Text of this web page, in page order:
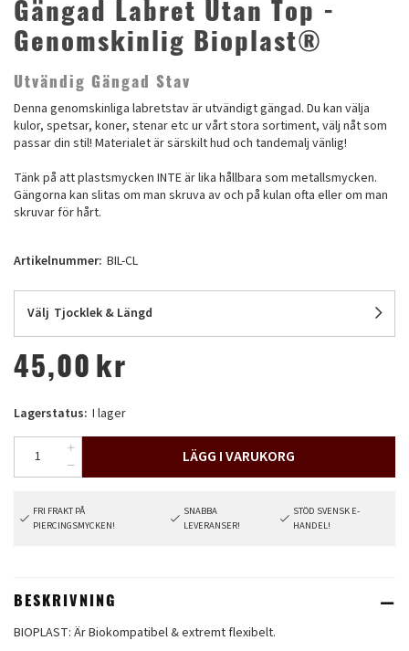
Gängad Labret Utan Top -
Genomskinlig Bioplast®
Utvändig Gängad Stav
Denna genomskinliga labretstav är utvändigt gängad. Du kan välja
kulor, spetsar, koner, stenar etc ur vårt stora sortiment, välj nåt som
passar din stil! Materialet är särskilt hud och tandemalj vänlig!
Tänk på att plastsmycken INTE är lika hållbara som metallsmycken.
Gängorna kan slitas om man skruva av och på kulan ofta eller om man
skruvar för hårt.
Artikelnummer: BIL-CL
Välj Tjocklek & Längd
45,00 kr
Lagerstatus: I lager
LÄGG I VARUKORG
FRI FRAKT PÅ
PIERCINGSMYCKEN!
SNABBA
LEVERANSER!
STÖD SVENSK E-
HANDEL!
BESKRIVNING
BIOPLAST: Är Biokompatibel & extremt flexibelt.